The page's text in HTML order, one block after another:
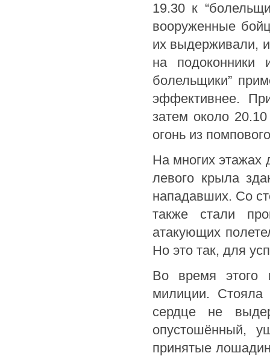
19.30 к
вооруженные
их выдерживали,
на подоконники
болельщики”
эффективнее.
затем около
огонь из
На многих этажах
левого крыла
нападавших. Со
также стали
атакующих
Но это так, для
Во время этого
милиции.
сердце не
опустошённый,
принятые